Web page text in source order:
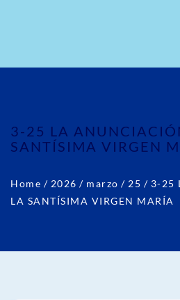
3-25 LA
SANTÍSIMA VIRGEN
Home / 2026 / marzo / 25 / 3-25
LA SANTÍSIMA VIRGEN MARÍA